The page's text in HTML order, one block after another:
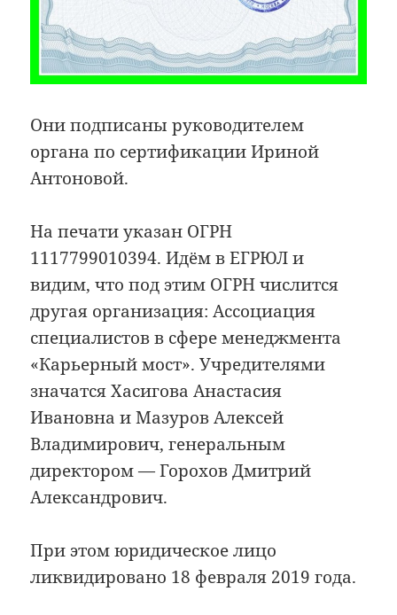
Они подписаны руководителем
органа по сертификации Ириной
Антоновой.
На печати указан ОГРН
1117799010394. Идём в ЕГРЮЛ и
видим, что под этим ОГРН числится
другая организация: Ассоциация
специалистов в сфере менеджмента
«Карьерный мост». Учредителями
значатся Хасигова Анастасия
Ивановна и Мазуров Алексей
Владимирович, генеральным
директором — Горохов Дмитрий
Александрович.
При этом юридическое лицо
ликвидировано 18 февраля 2019 года.